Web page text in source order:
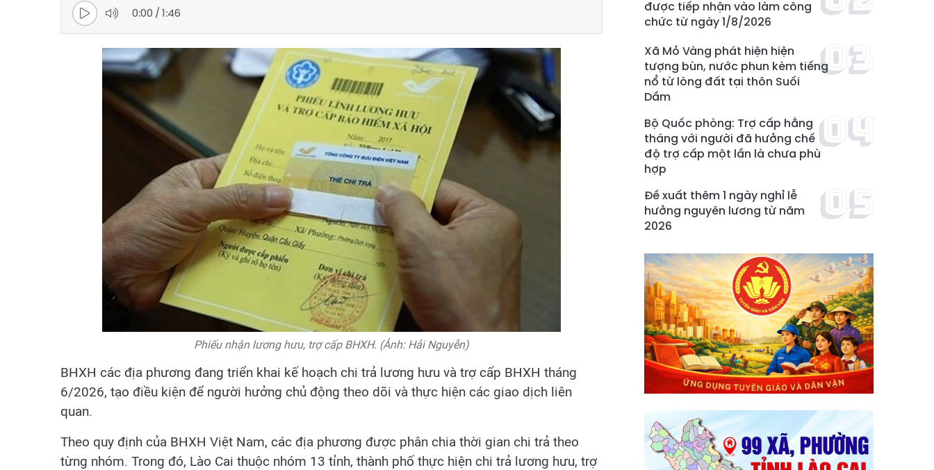
0:00 /1:46
Phiếu nhận lương hưu, trợ cấp BHXH. (Ảnh: Hải Nguyễn)
BHXH các địa phương đang triển khai kế hoạch chi trả lương hưu và trợ cấp BHXH tháng
6/2026, tạo điều kiện để người hưởng chủ động theo dõi và thực hiện các giao dịch liên
quan.
Theo quy định của BHXH Việt Nam, các địa phương được phân chia thời gian chi trả theo
từng nhóm. Trong đó, Lào Cai thuộc nhóm 13 tỉnh, thành phố thực hiện chi trả lương hưu, trợ
được tiếp nhận vào làm công
chức từ ngày 1/8/2026
Xã Mỏ Vàng phát hiện hiện
tượng bùn, nước phun kèm tiếng
nổ từ lòng đất tại thôn Suối
Dầm
Bộ Quốc phòng: Trợ cấp hằng
tháng với người đã hưởng chế
độ trợ cấp một lần là chưa phù
hợp
Đề xuất thêm 1 ngày nghỉ lễ
hưởng nguyên lương từ năm
2026